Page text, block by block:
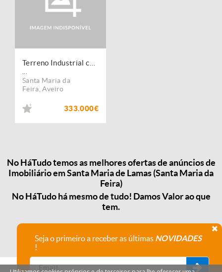
Santa Maria da
Feira ,Aveiro
333.000€
No HáTudo temos as melhores ofertas de anúncios de
Imobiliário em Santa Maria de Lamas (Santa Maria da
Feira)
No HáTudo há mesmo de tudo! Damos Valor ao que
tem.
Seja o primeiro a receber as últimas NOVIDADES
!